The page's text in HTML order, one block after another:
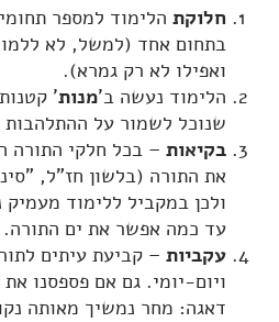
חלוקת הלימוד למספר
בתחום אחד (למשל, לא
ואפילו לא רק גמרא).
הלימוד נעשה ב'מנות'
שנוכל לשמור על ההתלהבות
בקיאות – בכל חלקי התורה
את התורה (בלשון חז"ל,
ולכן במקביל ללימוד
עד כמה אפשר את ים התורה.
עקביות – קביעת עיתים
ויום-יומי. גם אם פספסנו
דאגה: מחר נמשיך מאותה